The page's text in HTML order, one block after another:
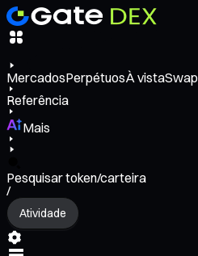
MercadosPerpétuosÀ vistaSwap
Referência
Mais
Pesquisar token/carteira
/
Atividade